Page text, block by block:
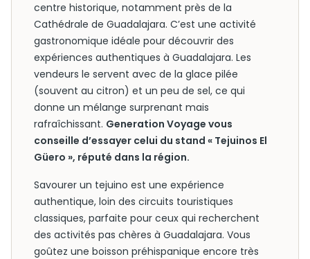
centre historique, notamment près de la
Cathédrale de Guadalajara. C’est une activité
gastronomique idéale pour découvrir des
expériences authentiques à Guadalajara. Les
vendeurs le servent avec de la glace pilée
(souvent au citron) et un peu de sel, ce qui
donne un mélange surprenant mais
rafraîchissant. Generation Voyage vous
conseille d’essayer celui du stand « Tejuinos El
Güero », réputé dans la région.
Savourer un tejuino est une expérience
authentique, loin des circuits touristiques
classiques, parfaite pour ceux qui recherchent
des activités pas chères à Guadalajara. Vous
goûtez une boisson préhispanique encore très